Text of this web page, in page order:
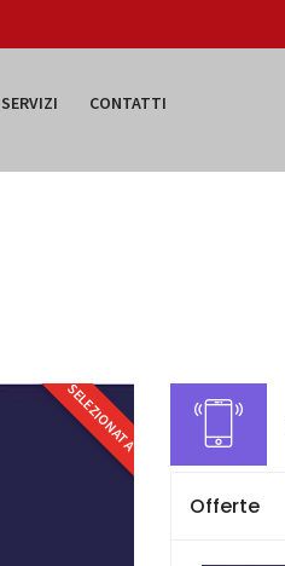
SERVIZI CONTATTI
SELEZIONATA
Offerte